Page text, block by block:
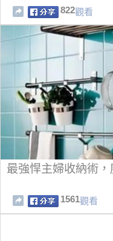
822觀看
最強悍主婦收納術，
1561觀看